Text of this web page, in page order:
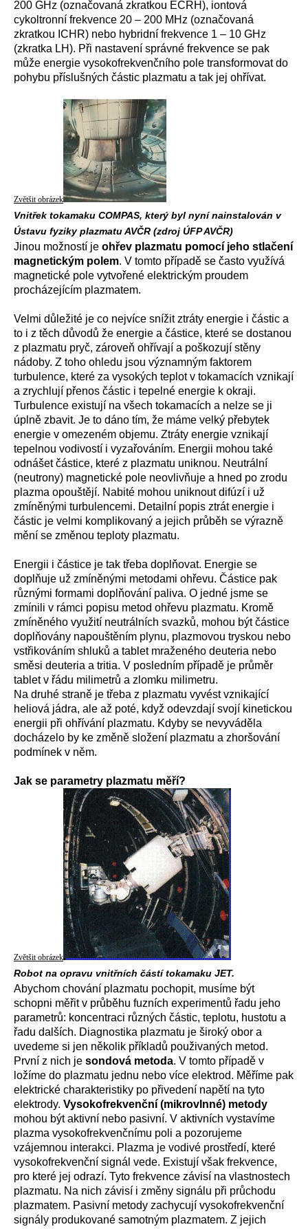
200 GHz (označovaná zkratkou ECRH), iontová
cykoltronní frekvence 20 – 200 MHz (označovaná
zkratkou ICHR) nebo hybridní frekvence 1 – 10 GHz
(zkratka LH). Při nastavení správné frekvence se pak
může energie vysokofrekvenčního pole transformovat do
pohybu příslušných částic plazmatu a tak jej ohřívat.
Zvětšit obrázek
Vnitřek tokamaku COMPAS, který byl nyní nainstalován v
Ústavu fyziky plazmatu AVČR (zdroj ÚFP AVČR)
Jinou možností je ohřev plazmatu pomocí jeho stlačení
magnetickým polem. V tomto případě se často využívá
magnetické pole vytvořené elektrickým proudem
procházejícím plazmatem.
Velmi důležité je co nejvíce snížit ztráty energie i částic a
to i z těch důvodů že energie a částice, které se dostanou
z plazmatu pryč, zároveň ohřívají a poškozují stěny
nádoby. Z toho ohledu jsou významným faktorem
turbulence, které za vysokých teplot v tokamacích vznikají
a zrychlují přenos částic i tepelné energie k okraji.
Turbulence existují na všech tokamacích a nelze se ji
úplně zbavit. Je to dáno tím, že máme velký přebytek
energie v omezeném objemu. Ztráty energie vznikají
tepelnou vodivostí i vyzařováním. Energii mohou také
odnášet částice, které z plazmatu uniknou. Neutrální
(neutrony) magnetické pole neovlivňuje a hned po zrodu
plazma opouštějí. Nabité mohou uniknout difúzí i už
zmíněnými turbulencemi. Detailní popis ztrát energie i
částic je velmi komplikovaný a jejich průběh se výrazně
mění se změnou teploty plazmatu.
Energii i částice je tak třeba doplňovat. Energie se
doplňuje už zmíněnými metodami ohřevu. Částice pak
různými formami doplňování paliva. O jedné jsme se
zmínili v rámci popisu metod ohřevu plazmatu. Kromě
zmíněného využití neutrálních svazků, mohou být částice
doplňovány napouštěním plynu, plazmovou tryskou nebo
vstřikováním shluků a tablet mraženého deuteria nebo
směsi deuteria a tritia. V posledním případě je průměr
tablet v řádu milimetrů a zlomku milimetru.
Na druhé straně je třeba z plazmatu vyvést vznikající
heliová jádra, ale až poté, když odevzdají svojí kinetickou
energii při ohřívání plazmatu. Kdyby se nevyváděla
docházelo by ke změně složení plazmatu a zhoršování
podmínek v něm.
Jak se parametry plazmatu měří?
Zvětšit obrázek
Robot na opravu vnitřních částí tokamaku JET.
Abychom chování plazmatu pochopit, musíme být
schopni měřit v průběhu fuzních experimentů řadu jeho
parametrů: koncentraci různých částic, teplotu, hustotu a
řadu dalších. Diagnostika plazmatu je široký obor a
uvedeme si jen několik příkladů použivaných metod.
První z nich je sondová metoda. V tomto případě v
ložíme do plazmatu jednu nebo více elektrod. Měříme pak
elektrické charakteristiky po přivedení napětí na tyto
elektrody. Vysokofrekvenční (mikrovlnné) metody
mohou být aktivní nebo pasivní. V aktivních vystavíme
plazma vysokofrekvenčnímu poli a pozorujeme
vzájemnou interakci. Plazma je vodivé prostředí, které
vysokofrekvenční signál vede. Existují však frekvence,
pro které jej odrazí. Tyto frekvence závisí na vlastnostech
plazmatu. Na nich závisí i změny signálu při průchodu
plazmatem. Pasivní metody zachycují vysokofrekvenční
signály produkované samotným plazmatem. Z jejich